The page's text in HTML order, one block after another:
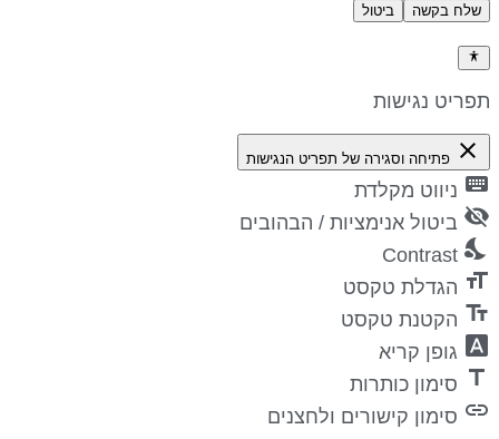
שלח בקשה ביטול
נגישות
close פתיחה וסגירה של תפריט הנגישות
ניווט מקלדת
ביטול אנימציות / הבהובים
Contrast
הגדלת טקסט
הקטנת טקסט
גופן קריא
סימון כותרות
סימון קישורים ולחצנים